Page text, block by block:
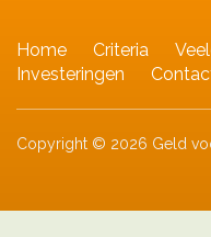
Home Criteria
Investeringen
Copyright © 2026 Geld